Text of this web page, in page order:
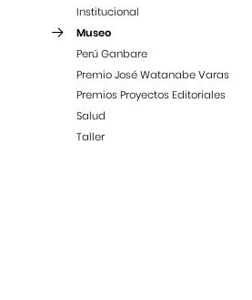
Institucional
Museo
Perú Ganbare
Premio José Watanabe Varas
Premios Proyectos Editoriales
Salud
Taller